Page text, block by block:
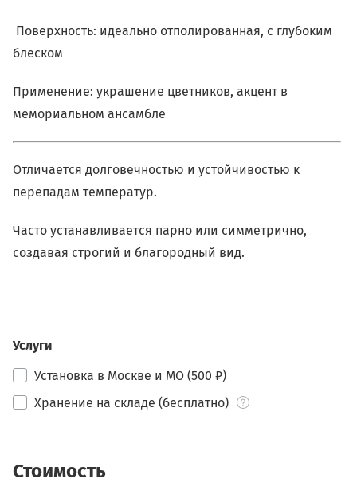
Поверхность: идеально отполированная, с глубоким
блеском
Применение: украшение цветников, акцент в
мемориальном ансамбле
Отличается долговечностью и устойчивостью к
перепадам температур.
Часто устанавливается парно или симметрично,
создавая строгий и благородный вид.
Услуги
Установка в Москве и МО (500 ₽)
Хранение на складе (бесплатно)
Стоимость